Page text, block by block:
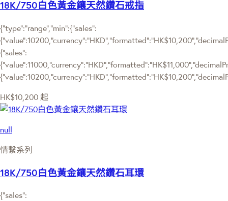
18K/750白色黃金鑲天然鑽石戒指
{"type":"range","min":{"sales":
{"sales":
HK$10,200 起
null
情繫系列
18K/750白色黃金鑲天然鑽石耳環
{"sales":